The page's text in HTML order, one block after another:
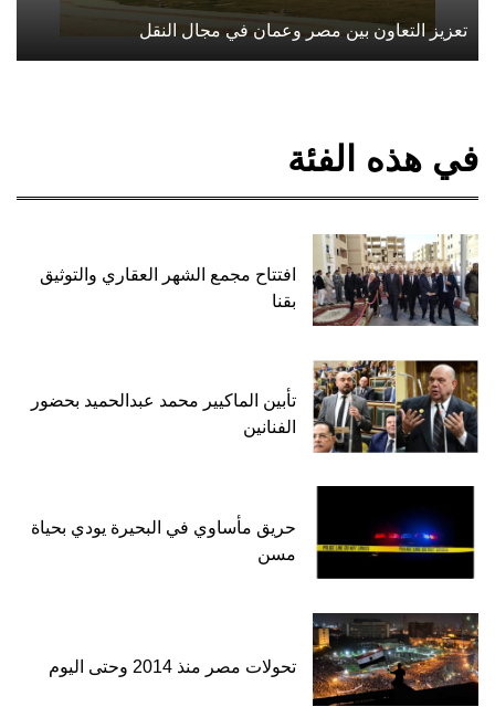
تعزيز التعاون بين مصر وعمان في مجال النقل
في هذه الفئة
افتتاح مجمع الشهر العقاري والتوثيق
بقنا
تأبين الماكيير محمد عبدالحميد بحضور
الفنانين
حريق مأساوي في البحيرة يودي بحياة
مسن
تحولات مصر منذ 2014 وحتى اليوم